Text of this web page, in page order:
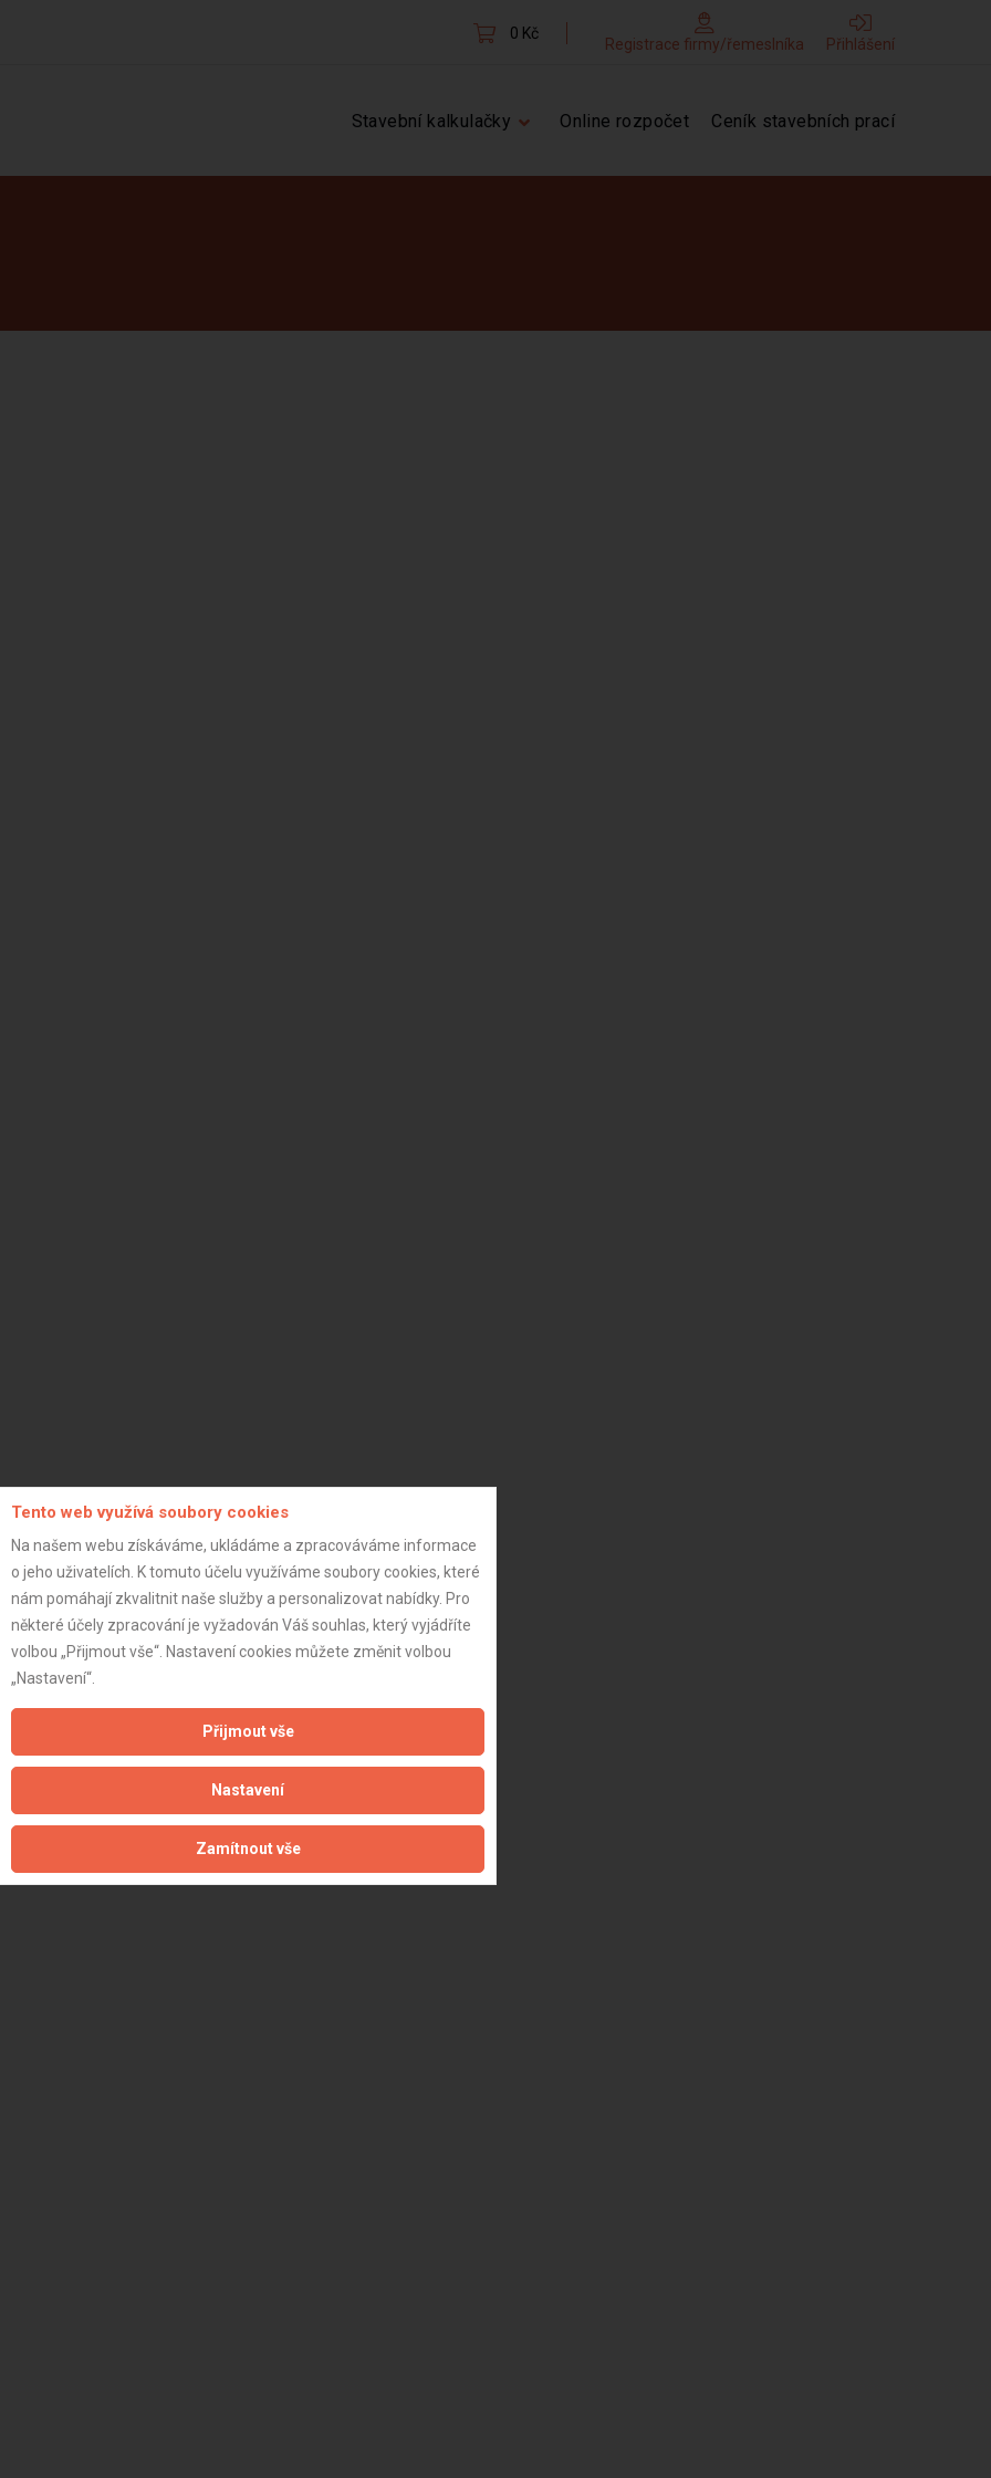
0 Kč
Registrace firmy/řemeslníka Přihlášení
Stavební kalkulačky Online rozpočet Ceník stavebních prací
Tento web využívá soubory cookies
Na našem webu získáváme, ukládáme a zpracováváme informace
o jeho uživatelích. K tomuto účelu využíváme soubory cookies, které
nám pomáhají zkvalitnit naše služby a personalizovat nabídky. Pro
některé účely zpracování je vyžadován Váš souhlas, který vyjádříte
volbou „Přijmout vše“. Nastavení cookies můžete změnit volbou
„Nastavení“.
Přijmout vše
Nastavení
Zamítnout vše